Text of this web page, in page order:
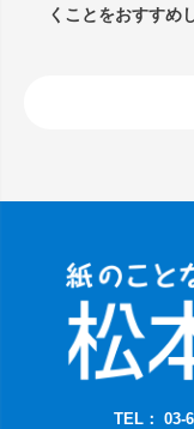
くことをおすすめ
TEL： 03-